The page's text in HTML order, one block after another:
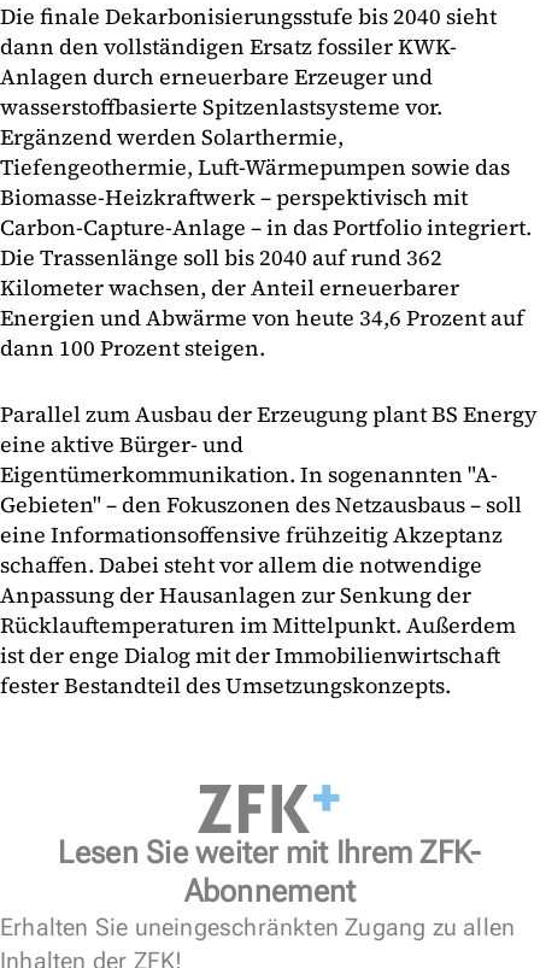
Die finale Dekarbonisierungsstufe bis 2040 sieht
dann den vollständigen Ersatz fossiler KWK-
Anlagen durch erneuerbare Erzeuger und
wasserstoffbasierte Spitzenlastsysteme vor.
Ergänzend werden Solarthermie,
Tiefengeothermie, Luft-Wärmepumpen sowie das
Biomasse-Heizkraftwerk – perspektivisch mit
Carbon-Capture-Anlage – in das Portfolio integriert.
Die Trassenlänge soll bis 2040 auf rund 362
Kilometer wachsen, der Anteil erneuerbarer
Energien und Abwärme von heute 34,6 Prozent auf
dann 100 Prozent steigen.
Parallel zum Ausbau der Erzeugung plant BS Energy
eine aktive Bürger- und
Eigentümerkommunikation. In sogenannten "A-
Gebieten" – den Fokuszonen des Netzausbaus – soll
eine Informationsoffensive frühzeitig Akzeptanz
schaffen. Dabei steht vor allem die notwendige
Anpassung der Hausanlagen zur Senkung der
Rücklauftemperaturen im Mittelpunkt. Außerdem
ist der enge Dialog mit der Immobilienwirtschaft
fester Bestandteil des Umsetzungskonzepts.
Lesen Sie weiter mit Ihrem ZFK-
Abonnement
Erhalten Sie uneingeschränkten Zugang zu allen
Inhalten der ZFK!